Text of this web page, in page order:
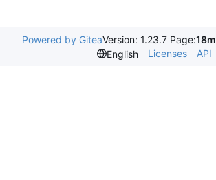
Powered by GiteaVersion: 1.23.7 Page:
English
Licenses API